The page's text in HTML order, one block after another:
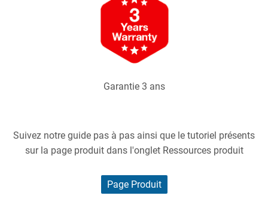
Garantie 3 ans
Suivez notre guide pas à pas ainsi que le tutoriel présents
sur la page produit dans l'onglet Ressources produit
Page Produit